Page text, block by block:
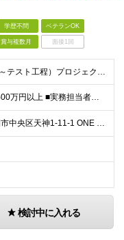
学歴不問 ベテランOK
賞与複数月 面接1回
■システム開発（設計～テスト工程）プロジェクトにおける品質マネジメント経験 ■IPA基本情報技術者レベル以上のITスキル ■学歴不問
＜想定年収＞ ★年収500万円以上 ■実務担当者クラス：511万-544万 ■主任・サブリーダークラス：629万-750万 ※上記には住宅手当など福利厚生に関する手当は含まず 月給25万円～月給32
■九州本社 福岡県福岡市中央区天神1-11-1 ONE FUKUOKA BLDG.15階 ※（変更の範囲）上記を除く当社関連勤務地
検討中に入れる